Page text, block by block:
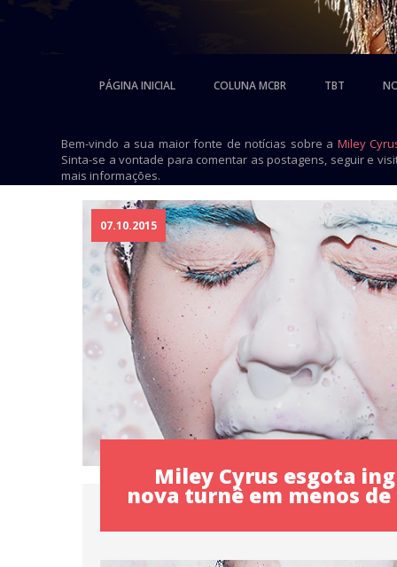
PÁGINA INICIAL COLUNA MCBR TBT
Bem-vindo a sua maior fonte de notícias sobre a Miley
Sinta-se a vontade para comentar as postagens, seguir e
mais informações.
07.10.2015
Miley Cyrus esgota
nova turnê em menos